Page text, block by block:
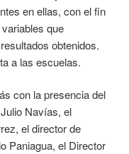
en ellas, con el fin
que
obtenidos.
a las escuelas.
con la presencia del
Navías, el
el director de
Paniagua, el Director